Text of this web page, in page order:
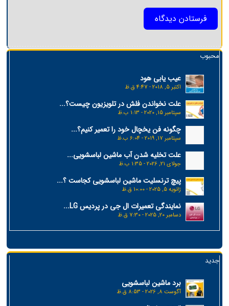
محبوب
عیب یابی هود
اکتبر 5, 2018 - 4:47 ق.ظ
علت نخواندن فلش در تلویزیون چیست؟...
سپتامبر 15, 2020 - 1:13 ب.ظ
چگونه فن یخچال خود را تعمیر کنیم؟...
سپتامبر 17, 2019 - 6:04 ب.ظ
علت تخلیه شدن آب ماشین لباسشویی...
جولای 21, 2026 - 1:35 ب.ظ
پیچ ترنسلیت ماشین لباسشویی کجاست ؟...
ژانویه 5, 2025 - 10:00 ق.ظ
نمایندگی تعمیرات ال جی در پردیس LG...
دسامبر 20, 2025 - 7:30 ق.ظ
جدید
برد ماشین لباسشویی
آگوست 8, 2026 - 8:53 ق.ظ